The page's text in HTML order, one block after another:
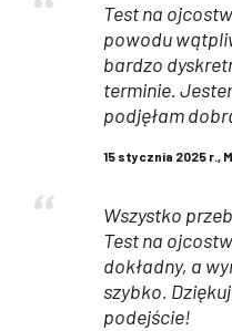
Test na
powodu
bardzo
terminie.
podjęłam
15 stycznia 2025 r.,
Wszystko
Test na
dokładny, a
szybko.
podejście!